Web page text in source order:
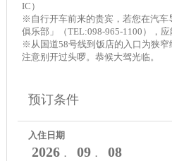
IC）
※自行开车前来的贵宾，若您在汽车
俱乐部」（TEL:098-965-1100），应
※从国道58号线到饭店的入口为狭
注意别开过头啰。恭候大驾光临。
预订条件
入住日期
2026． 09． 08